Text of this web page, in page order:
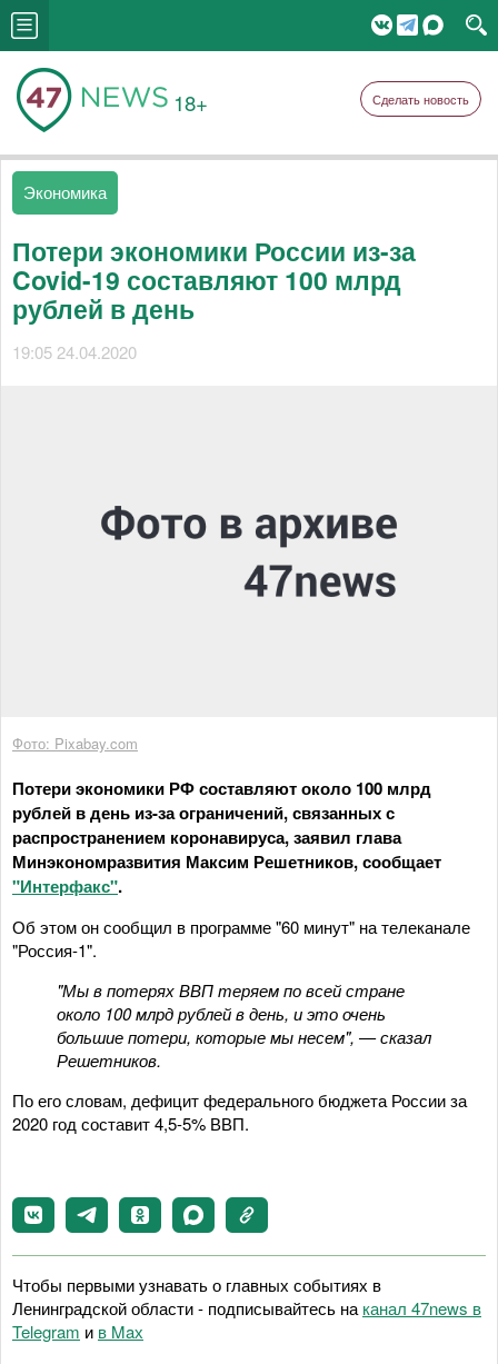
18+ Сделать новость
Экономика
Потери экономики России из-за
Covid-19 составляют 100 млрд
рублей в день
19:05 24.04.2020
Фото: Pixabay.com
Потери экономики РФ составляют около 100 млрд
рублей в день из-за ограничений, связанных с
распространением коронавируса, заявил глава
Минэкономразвития Максим Решетников, сообщает
"Интерфакс".
Об этом он сообщил в программе "60 минут" на телеканале
"Россия-1".
"Мы в потерях ВВП теряем по всей стране
около 100 млрд рублей в день, и это очень
большие потери, которые мы несем", — сказал
Решетников.
По его словам, дефицит федерального бюджета России за
2020 год составит 4,5-5% ВВП.
Чтобы первыми узнавать о главных событиях в
Ленинградской области - подписывайтесь на канал 47news в
Telegram и в Maх